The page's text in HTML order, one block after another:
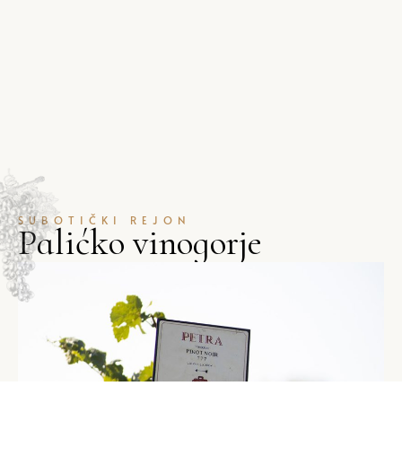
SUBOTIČKI REJON
Palićko vinogorje